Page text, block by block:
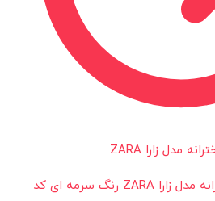
کفش و کتانی زنانه و دخترانه مدل زارا ZARA رنگ سرمه ای کد